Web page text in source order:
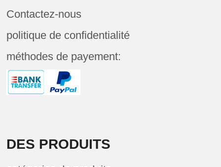
Contactez-nous
politique de confidentialité
méthodes de payement:
DES PRODUITS